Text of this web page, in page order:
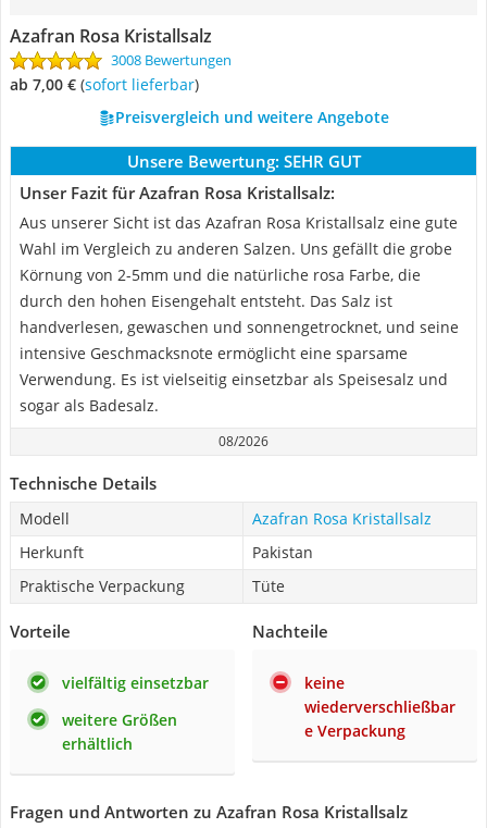
Azafran Rosa Kristallsalz
3008 Bewertungen
ab 7,00 € ( Sofort lieferbar)
Preisvergleich und weitere Angebote
Unsere Bewertung: SEHR GUT
Unser Fazit für Azafran Rosa Kristallsalz:
Aus unserer Sicht ist das Azafran Rosa Kristallsalz eine gute
Wahl im Vergleich zu anderen Salzen. Uns gefällt die grobe
Körnung von 2-5mm und die natürliche rosa Farbe, die
durch den hohen Eisengehalt entsteht. Das Salz ist
handverlesen, gewaschen und sonnengetrocknet, und seine
intensive Geschmacksnote ermöglicht eine sparsame
Verwendung. Es ist vielseitig einsetzbar als Speisesalz und
sogar als Badesalz.
08/2026
Technische Details
Modell
Azafran Rosa Kristallsalz
Herkunft
Pakistan
Praktische Verpackung
Tüte
Vorteile
vielfältig einsetzbar
weitere Größen
erhältlich
Nachteile
keine
wiederverschließbar
e Verpackung
Fragen und Antworten zu Azafran Rosa Kristallsalz